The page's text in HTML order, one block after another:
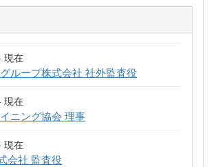
現在
ループ株式会社 社外監査役
現在
ニング協会 理事
現在
会社 監査役